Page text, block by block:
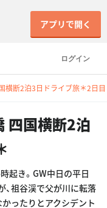
ログイン
アプリで開く
横断2泊3日ドライブ旅＊2日
四国横断2泊
起き。GW中日の平日
祖谷渓で父が川に転落
ったりとアクシデント